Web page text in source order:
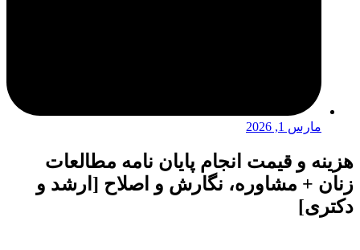
مارس 1, 2026
هزینه و قیمت انجام پایان نامه مطالعات
زنان + مشاوره، نگارش و اصلاح [ارشد و
دکتری]